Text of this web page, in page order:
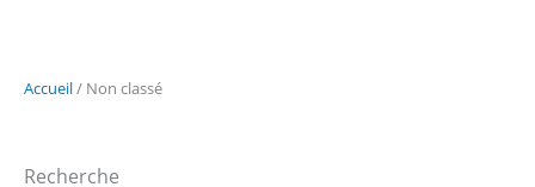
Accueil/ Non classé
Recherche